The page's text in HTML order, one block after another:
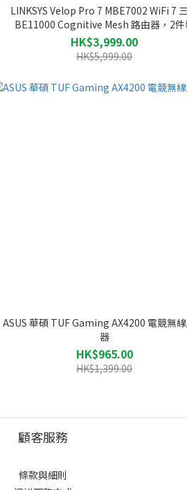
LINKSYS Velop Pro 7 MBE7002 WiFi 7
BE11000 Cognitive Mesh 路由器，2件
HK$3,999.00
HK$5,999.00
ASUS 華碩 TUF Gaming AX4200 電競無
器
HK$965.00
HK$1,399.00
顧客服務
條款與細則